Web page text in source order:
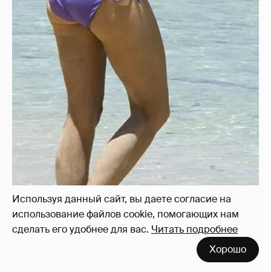
Используя данный сайт, вы даете согласие на
использование файлов cookie, помогающих нам
сделать его удобнее для вас. Читать подробнее
Хорошо